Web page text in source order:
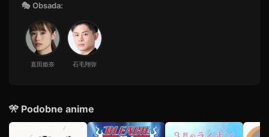
Odcinek 15
16 Odcinek 16
43 min · Sezon 1
18 Odcinek 18
53 min · Sezon 1
🎭 Obsada:
直田姫奈 石毛翔弥
🎌 Podobne anime